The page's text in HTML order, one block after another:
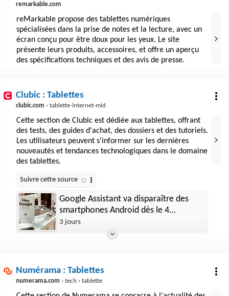
remarkable.com
reMarkable propose des tablettes numériques
spécialisées dans la prise de notes et la lecture, avec un
écran conçu pour être doux pour les yeux. Le site
présente leurs produits, accessoires, et offre un aperçu
des spécifications techniques et des avis de presse.
Clubic : Tablettes
clubic.com › tablette-internet-mid
Cette section de Clubic est dédiée aux tablettes, offrant
des tests, des guides d'achat, des dossiers et des tutoriels.
Les utilisateurs peuvent s'informer sur les dernières
nouveautés et tendances technologiques dans le domaine
des tablettes.
Google Assistant va disparaître des
smartphones Android dès le 4
septembre
3 jours
Numérama : Tablettes
numerama.com › tech › tablette